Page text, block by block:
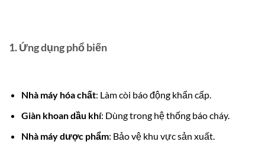
1. Ứng dụng phổ biến
Nhà máy hóa chất: Làm còi báo động khẩn cấp.
Giàn khoan dầu khí: Dùng trong hệ thống báo cháy.
Nhà máy dược phẩm: Bảo vệ khu vực sản xuất.